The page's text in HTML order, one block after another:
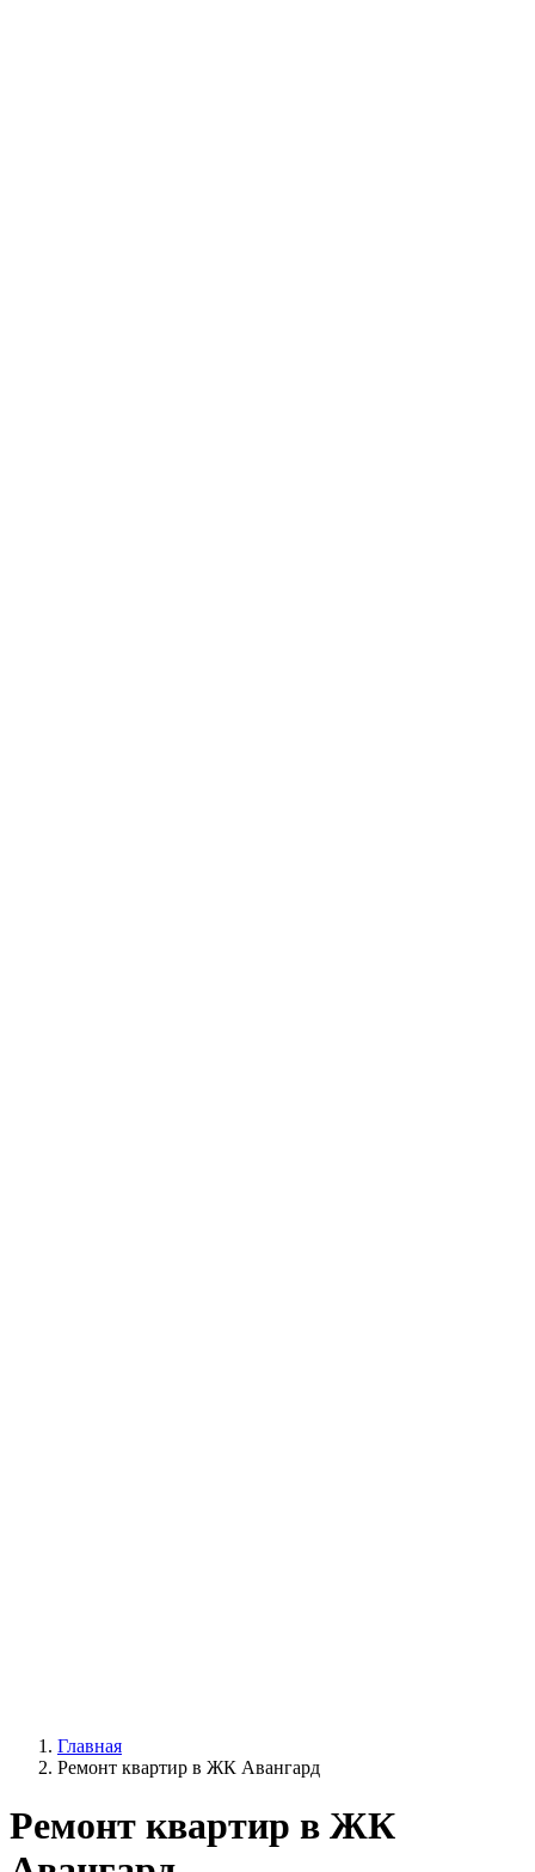
Главная
Ремонт квартир в ЖК Авангард
Ремонт квартир в ЖК